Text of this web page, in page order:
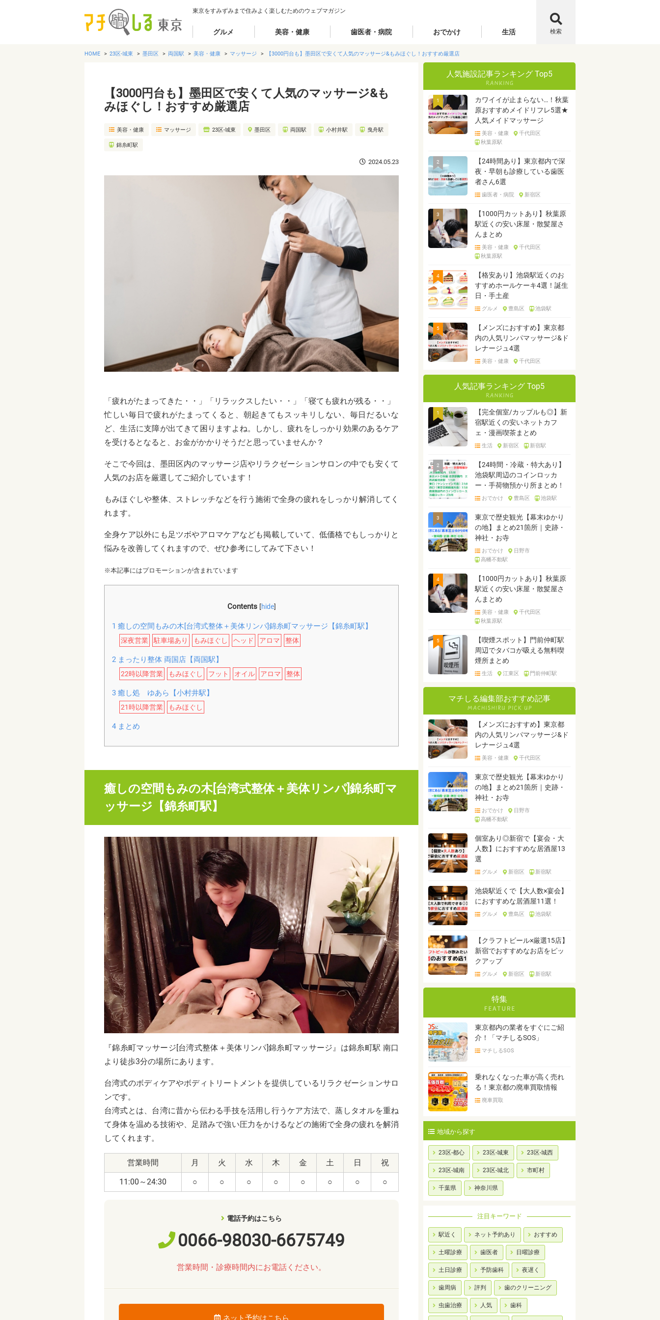
東京をすみずみまで住みよく楽しむためのウェブマガジン
グルメ 美容・健康 歯医者・病院 おでかけ 生活 検索
HOME 23区-城東 墨田区 両国駅 美容・健康 マッサージ 【3000円台も】墨田区で安くて人気のマッサージ&もみほぐし！おすすめ厳選店
【3000円台も】墨田区で安くて人気のマッサージ&も
みほぐし！おすすめ厳選店
美容・健康 マッサージ 23区-城東 墨田区 両国駅 小村井駅 曳舟駅
錦糸町駅
2024.05.23
「疲れがたまってきた・・」「リラックスしたい・・」「寝ても疲れが残る・・」
忙しい毎日で疲れがたまってくると、朝起きてもスッキリしない、毎日だるいな
ど、生活に支障が出てきて困りますよね。しかし、疲れをしっかり効果のあるケア
を受けるとなると、お金がかかりそうだと思っていませんか？
そこで今回は、墨田区内のマッサージ店やリラクゼーションサロンの中でも安くて
人気のお店を厳選してご紹介しています！
もみほぐしや整体、ストレッチなどを行う施術で全身の疲れをしっかり解消してく
れます。
全身ケア以外にも足ツボやアロマケアなども掲載していて、低価格でもしっかりと
悩みを改善してくれますので、ぜひ参考にしてみて下さい！
※本記事にはプロモーションが含まれています
Contents [hide]
1 癒しの空間もみの木[台湾式整体＋美体リンパ]錦糸町マッサージ【錦糸町駅】
深夜営業 駐車場あり もみほぐし ヘッド アロマ 整体
2まったり整体 両国店【両国駅】
22時以降営業 もみほぐし フット オイル アロマ 整体
3癒し処 ゆあら【小村井駅】
21時以降営業 もみほぐし
4まとめ
癒しの空間もみの木[台湾式整体＋美体リンパ]錦糸町マ
ッサージ【錦糸町駅】
『錦糸町マッサージ[台湾式整体＋美体リンパ]錦糸町マッサージ』は錦糸町駅 南口
より徒歩3分の場所にあります。
台湾式のボディケアやボディトリートメントを提供しているリラクゼーションサロ
ンです。
台湾式とは、台湾に昔から伝わる手技を活用し行うケア方法で、蒸しタオルを重ね
て身体を温める技術や、足踏みで強い圧力をかけるなどの施術で全身の疲れを解消
してくれます。
営業時間 月 火 水 木 金 土 日 祝
11:00～24:30 ○ ○ ○ ○ ○ ○ ○ ○
電話予約はこちら
0066-98030-6675749
営業時間・診療時間内にお電話ください。
ネット予約はこちら
人気施設記事ランキング Top5
1
カワイイが止まらない…！秋葉
原おすすめメイドリフレ5選★
人気メイドマッサージ
美容・健康
千代田区
秋葉原駅
2
【24時間あり】東京都内で深
夜・早朝も診療している歯医
者さん6選
歯医者・病院 新宿区
3
【1000円カットあり】秋葉原
駅近くの安い床屋・散髪屋さ
んまとめ
美容・健康
千代田区
秋葉原駅
4
【格安あり】池袋駅近くのお
すすめホールケーキ4選！誕生
日・手土産
グルメ 豊島区 池袋駅
5
【メンズにおすすめ】東京都
内の人気リンパマッサージ&ド
レナージュ4選
美容・健康 千代田区
人気記事ランキング Top5
1
【完全個室/カップルも◎】新
宿駅近くの安いネットカフ
ェ・漫画喫茶まとめ
生活 新宿区 新宿駅
2
【24時間・冷蔵・特大あり】
池袋駅周辺のコインロッカ
ー・手荷物預かり所まとめ！
おでかけ 豊島区 池袋駅
3
東京で歴史観光【幕末ゆかり
の地】まとめ21箇所｜史跡・
神社・お寺
おでかけ
日野市
高幡不動駅
4
【1000円カットあり】秋葉原
駅近くの安い床屋・散髪屋さ
んまとめ
美容・健康
千代田区
秋葉原駅
5
【喫煙スポット】門前仲町駅
周辺でタバコが吸える無料喫
煙所まとめ
生活 江東区 門前仲町駅
マチしる編集部おすすめ記事
【メンズにおすすめ】東京都
内の人気リンパマッサージ&ド
レナージュ4選
美容・健康 千代田区
東京で歴史観光【幕末ゆかり
の地】まとめ21箇所｜史跡・
神社・お寺
おでかけ
日野市
高幡不動駅
個室あり◎新宿で【宴会・大
人数】におすすめな居酒屋13
選
グルメ 新宿区 新宿駅
池袋駅近くで【大人数×宴会】
におすすめな居酒屋11選！
グルメ 豊島区 池袋駅
【クラフトビール×厳選15店】
新宿でおすすめなお店をピッ
クアップ
グルメ 新宿区 新宿駅
特集
東京都内の業者をすぐにご紹
介！「マチしるSOS」
マチしるSOS
乗れなくなった車が高く売れ
る！東京都の廃車買取情報
廃車買取
地域から探す
23区-都心 23区-城東 23区-城西
23区-城南 23区-城北 市町村
千葉県 神奈川県
注目キーワード
駅近く ネット予約あり おすすめ
土曜診療 歯医者 日曜診療
土日診療 予防歯科 夜遅く
歯周病 評判 歯のクリーニング
虫歯治療 人気 歯科